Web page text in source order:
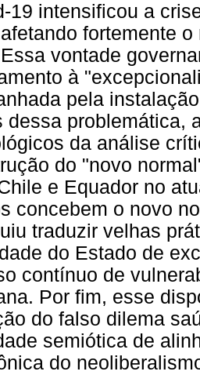
19 intensificou a
fortemente
vontade
à
pela
dessa problemática,
da análise
do "novo
e Equador no
concebem o novo
traduzir velhas
do Estado de
contínuo de
Por fim, esse
do falso dilema
semiótica de
do